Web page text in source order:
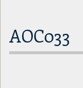
AOC033